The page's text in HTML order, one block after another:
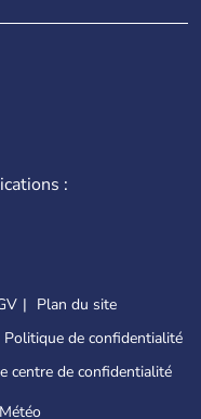
:
Plan du site
Politique de confidentialité
centre de confidentialité